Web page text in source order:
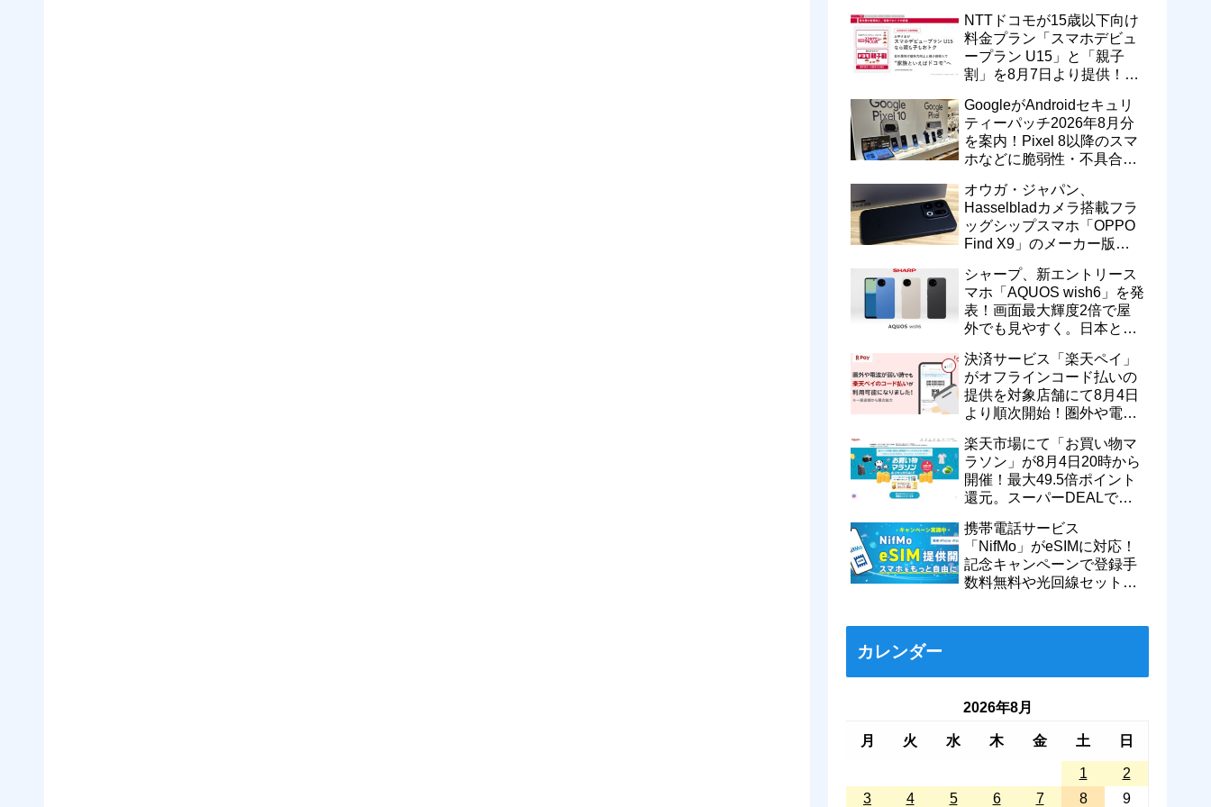
過
NTTドコモが15歳以下向け
料金プラン「スマホデビュ
ープラン U15」と「親子
割」を8月7日より提供！親
550円割引に
GoogleがAndroidセキュリ
ティーパッチ2026年8月分
を案内！Pixel 8以降のスマ
ホなどに脆弱性・不具合の
新が提供開始
オウガ・ジャパン、
Hasselbladカメラ搭載フラ
ッグシップスマホ「OPPO
Find X9」のメーカー版
げ！15万9800円に
シャープ、新エントリース
マホ「AQUOS wish6」を発
表！画面最大輝度2倍で屋
外でも見やすく。日本と台
売
決済サービス「楽天ペイ」
がオフラインコード払いの
提供を対象店舗にて8月4日
より順次開始！圏外や電波
に
楽天市場にて「お買い物マ
ラソン」が8月4日20時から
開催！最大49.5倍ポイント
還元。スーパーDEALで
など
携帯電話サービス
「NifMo」がeSIMに対応！
記念キャンペーンで登録手
数料無料や光回線セットで
カレンダー
2026年8月
月 火 水 木 金 土 日
1
2
3
4 5 6 7 8 9